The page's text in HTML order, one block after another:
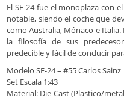
El SF-24 fue el monoplaza con
notable, siendo el coche que
como Australia, Mónaco e
la filosofía de sus
predecible y fácil de conducir
Modelo SF-24 – #55 Carlos Sainz
Set Escala 1:43
Material: Die-Cast (Plastico/